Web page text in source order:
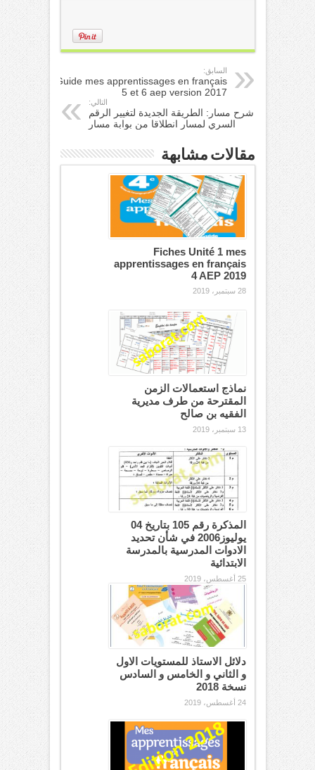
السابق:
Guide mes apprentissages en français
5 et 6 aep version 2017
التالي:
شرح مسار: الطريقة الجديدة لتغيير الرقم
السري لمسار انطلاقا من بوابة مسار
مقالات مشابهة
Fiches Unité 1 mes
apprentissages en français
4 AEP 2019
28 سبتمبر، 2019
نماذج استعمالات الزمن
المقترحة من طرف مديرية
الفقيه بن صالح
13 سبتمبر، 2019
المذكرة رقم 105 بتاريخ 04
يوليوز2006 في شأن تحديد
الادوات المدرسية بالمدرسة
الابتدائية
25 أغسطس، 2019
دلائل الاستاذ للمستويات الاول
و الثاني و الخامس و السادس
نسخة 2018
24 أغسطس، 2019